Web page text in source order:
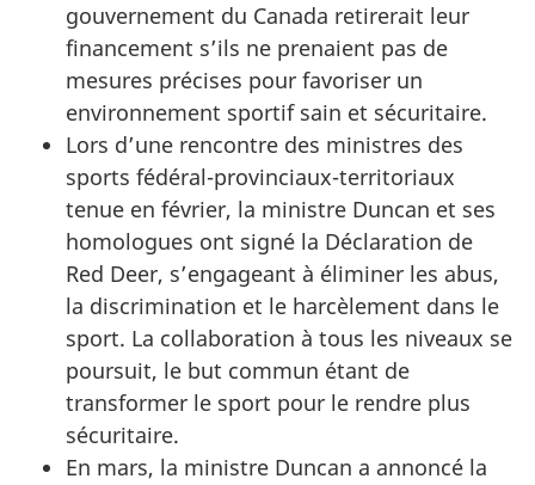
gouvernement du Canada retirerait leur
financement s’ils ne prenaient pas de
mesures précises pour favoriser un
environnement sportif sain et sécuritaire.
Lors d’une rencontre des ministres des
sports fédéral-provinciaux-territoriaux
tenue en février, la ministre Duncan et ses
homologues ont signé la Déclaration de
Red Deer, s’engageant à éliminer les abus,
la discrimination et le harcèlement dans le
sport. La collaboration à tous les niveaux se
poursuit, le but commun étant de
transformer le sport pour le rendre plus
sécuritaire.
En mars, la ministre Duncan a annoncé la